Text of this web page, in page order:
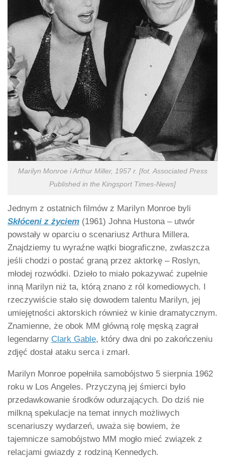
Marilyn Monroe i Arthur Miller, 1957 r. [fot. Associated Press
Published in the Kingsport Times-News]
Jednym z ostatnich filmów z Marilyn Monroe byli
Skłóceni z życiem (1961) Johna Hustona – utwór
powstały w oparciu o scenariusz Arthura Millera.
Znajdziemy tu wyraźne wątki biograficzne, zwłaszcza
jeśli chodzi o postać graną przez aktorkę – Roslyn,
młodej rozwódki. Dzieło to miało pokazywać zupełnie
inną Marilyn niż ta, którą znano z ról komediowych. I
rzeczywiście stało się dowodem talentu Marilyn, jej
umiejętności aktorskich również w kinie dramatycznym.
Znamienne, że obok MM główną rolę męską zagrał
legendarny Clark Gable, który dwa dni po zakończeniu
zdjęć dostał ataku serca i zmarł.
Marilyn Monroe popełniła samobójstwo 5 sierpnia 1962
roku w Los Angeles. Przyczyną jej śmierci było
przedawkowanie środków odurzających. Do dziś nie
milkną spekulacje na temat innych możliwych
scenariuszy wydarzeń, uważa się bowiem, że
tajemnicze samobójstwo MM mogło mieć związek z
relacjami gwiazdy z rodziną Kennedych.